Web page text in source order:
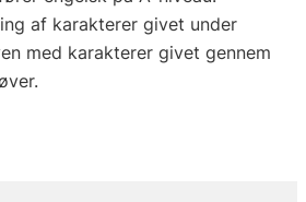
af karakterer givet under
med karakterer givet gennem